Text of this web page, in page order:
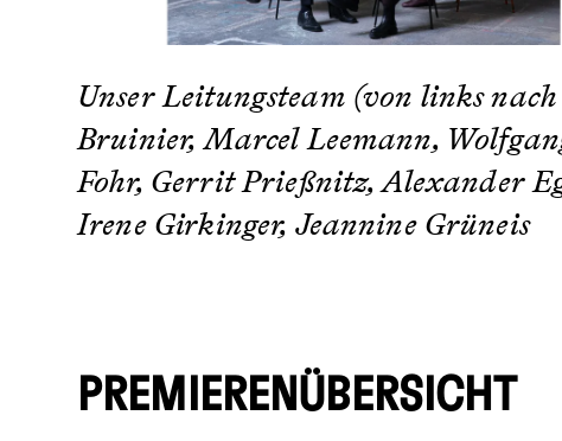
Unser Leitungsteam (von links
Bruinier, Marcel Leemann,
Fohr, Gerrit Prießnitz, Alexander
Irene Girkinger, Jeannine Grüneis
PREMIERENÜBERSICHT